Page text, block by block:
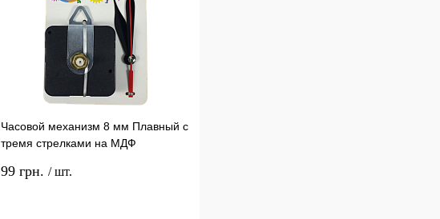
Часовой механизм 8 мм Плавный с
тремя стрелками на МДФ
99 грн. / шт.